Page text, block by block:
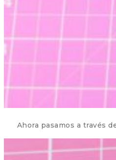
Ahora pasamos a través